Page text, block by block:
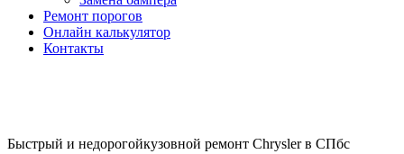
Ремонт порогов
Онлайн калькулятор
Контакты
Быстрый и недорогойкузовной ремонт Chrysler в СПбс